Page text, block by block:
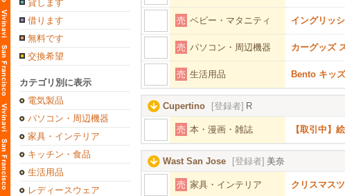
貸します
借ります
無料です
交換希望
カテゴリ別に表示
電気製品
パソコン・周辺機器
家具・インテリア
キッチン・食品
生活用品
レディースウェア
売 ベビー・マタニティ イングリッ
売 パソコン・周辺機器 カーグッズ
売 生活用品 Bento キッ
Cupertino [登録者] R
売 本・漫画・雑誌 【取引中】
Wast San Jose [登録者] 美奈
売 家具・インテリア クリスマス